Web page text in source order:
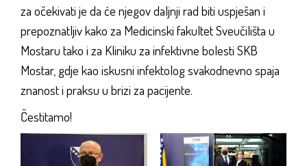
za očekivati je da će njegov daljnji rad biti uspješan i
prepoznatljiv kako za Medicinski fakultet Sveučilišta u
Mostaru tako i za Kliniku za infektivne bolesti SKB
Mostar, gdje kao iskusni infektolog svakodnevno spaja
znanost i praksu u brizi za pacijente.
Čestitamo!